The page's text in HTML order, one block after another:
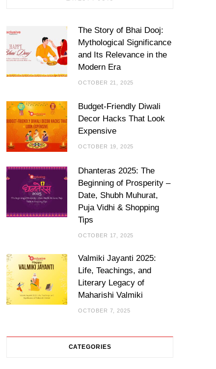
The Story of Bhai Dooj:
Mythological Significance
and Its Relevance in the
Modern Era
OCTOBER 21, 2025
Budget-Friendly Diwali
Decor Hacks That Look
Expensive
OCTOBER 19, 2025
Dhanteras 2025: The
Beginning of Prosperity –
Date, Shubh Muhurat,
Puja Vidhi & Shopping
Tips
OCTOBER 17, 2025
Valmiki Jayanti 2025:
Life, Teachings, and
Literary Legacy of
Maharishi Valmiki
OCTOBER 7, 2025
CATEGORIES